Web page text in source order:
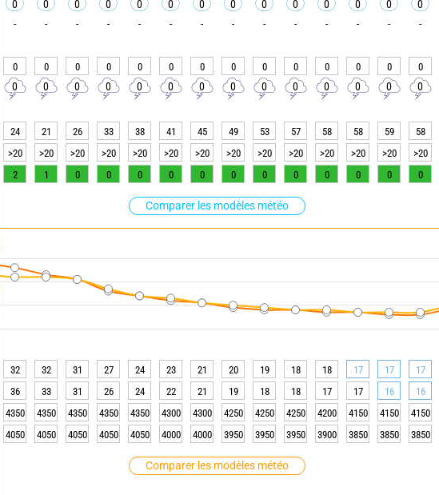
Comparer les modèles météo
Comparer les modèles météo
0 0 0 0 0 0 0 0 0 0 0 0 0 0
- - - - - - - - - - - - - -
0 0 0 0 0 0 0 0 0 0 0 0 0 0
0 0 0 0 0 0 0 0 0 0 0 0 0 0
24 21 26 33 38 41 45 49 53 57 58 58 59 58
>20 >20 >20 >20 >20 >20 >20 >20 >20 >20 >20 >20 >20 >20
2 1 0 0 0 0 0 0 0 0 0 0 0 0
32 32 31 27 24 23 21 20 19 18 18 17 17 17
36 33 31 26 24 22 21 19 18 18 17 17 16 16
4350 4350 4350 4350 4350 4300 4300 4250 4250 4250 4200 4150 4150 4150
4050 4050 4050 4050 4050 4000 4000 3950 3950 3950 3900 3850 3850 3850